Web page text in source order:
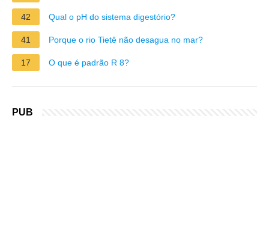
42 Qual o pH do sistema digestório?
41 Porque o rio Tietê não desagua no mar?
17 O que é padrão R 8?
PUB